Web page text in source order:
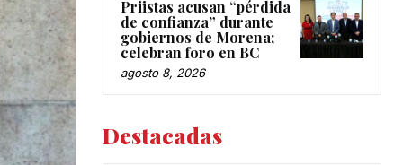
Priistas acusan “pérdida
de confianza” durante
gobiernos de Morena;
celebran foro en BC
agosto 8, 2026
Destacadas